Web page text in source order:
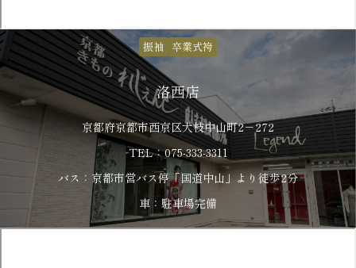
振袖 卒業式袴
洛西店
京都府京都市西京区大枝中山町2－272
TEL：075-333-3311
バス：京都市営バス停「国道中山」より徒歩2分
車：駐車場完備